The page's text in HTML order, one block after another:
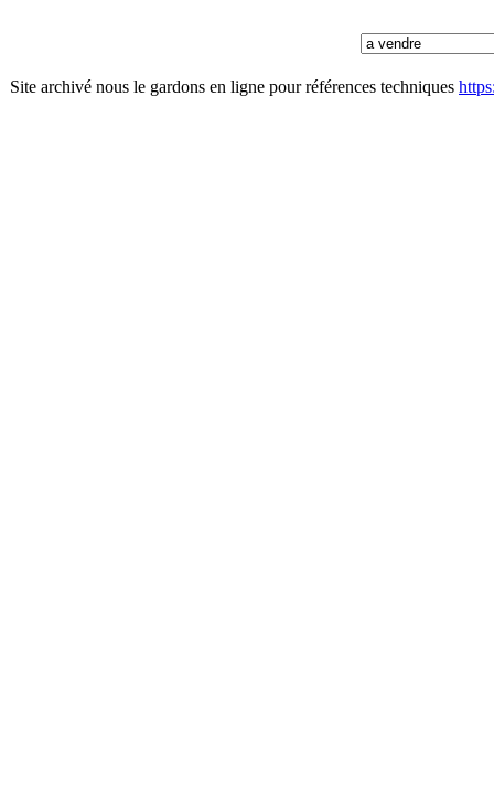
Site archivé nous le gardons en ligne pour références techniques